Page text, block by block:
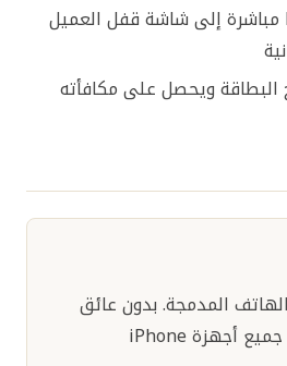
ترسل إشعارات Push مباشرة إلى شاشة قفل العميل
ويحصل على مكافأته
المدمجة. بدون عائق
التحميل. تعمل على جميع أجهزة iPhone